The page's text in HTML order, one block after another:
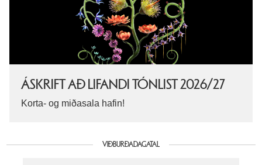
ÁSKRIFT AÐ LIFANDI TÓNLIST 2026/27
Korta- og miðasala hafin!
VIÐBURÐADAGATAL